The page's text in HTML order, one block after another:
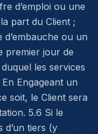
d’emploi ou une
part du Client ;
d’embauche ou un
premier jour de
les services
Engageant un
soit, le Client sera
5.6 Si le
d’un tiers (y